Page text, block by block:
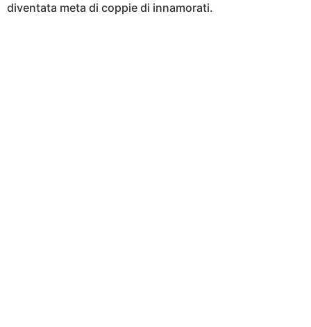
diventata meta di coppie di innamorati.